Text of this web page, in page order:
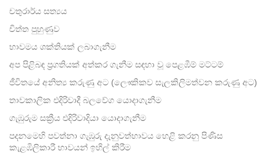
චතුරාර්ය සත්‍යය
චිත්ත පුහුණුව
භාවමය ශක්තියක් ලබාගැනීම
අප පිළිබඳ ප්‍රගතියක් අත්කර ගැනීම සඳහා වූ පෙළඹීම් මට්ටම්
ජීවිතයේ අනිත්‍ය කරුණු අට (ලෞකිකව සැලකිලිමත්වන කරුණු අට)
තාවකාලික එදිරිවාදී බලවේග යොදාගැනීම
ගැඹුරුම සක්‍රීය එදිරිවාදියා යොදාගැනීම
පදනමෙහි පවත්නා ගැඹුරු දැනුවත්භාවය හෙළි කරනු පිණිස
කැළඹිලිකාරී භාවයන් ඉහිල් කිරීම